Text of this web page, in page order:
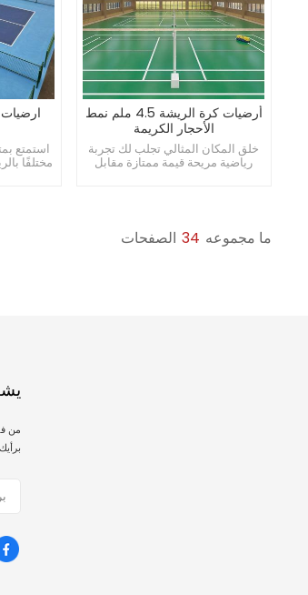
استمتع
مختلفًا
أرضيات كرة الريشة 4.5 ملم نمط
الأحجار الكريمة
خلق المكان المثالي تجلب لك تجربة
رياضية مريحة قيمة ممتازة مقابل
ما مجموعه 34 الصفحات
من